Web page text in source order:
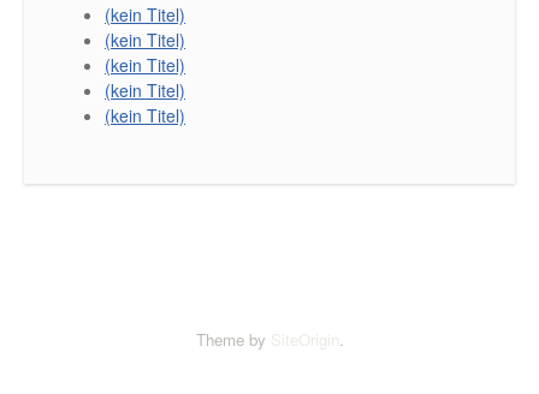
(kein Titel)
(kein Titel)
(kein Titel)
(kein Titel)
(kein Titel)
Theme by SiteOrigin